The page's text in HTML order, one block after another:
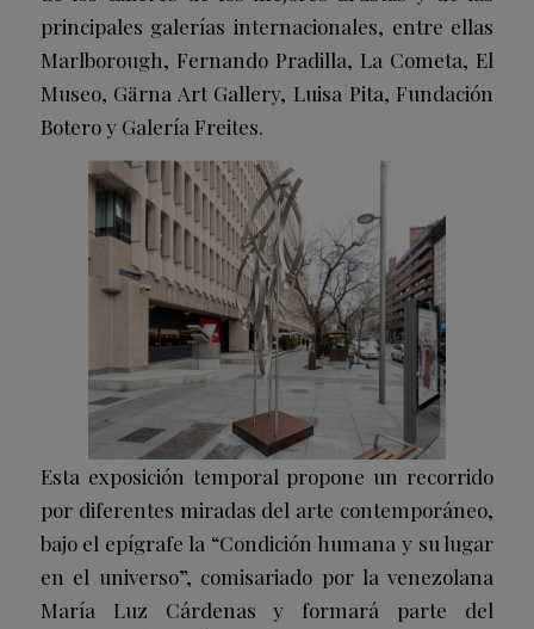
principales galerías internacionales, entre ellas
Marlborough, Fernando Pradilla, La Cometa, El
Museo, Gärna Art Gallery, Luisa Pita, Fundación
Botero y Galería Freites.
Esta exposición temporal propone un recorrido
por diferentes miradas del arte contemporáneo,
bajo el epígrafe la “Condición humana y su lugar
en el universo”, comisariado por la venezolana
María Luz Cárdenas y formará parte del